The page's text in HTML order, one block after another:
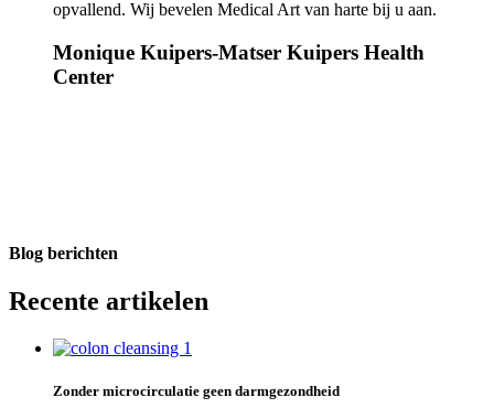
opvallend. Wij bevelen Medical Art van harte bij u aan.
Monique Kuipers-Matser Kuipers Health
Center
Blog berichten
Recente artikelen
Zonder microcirculatie geen darmgezondheid